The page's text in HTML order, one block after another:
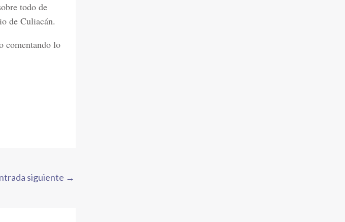
todo de
de Culiacán.
comentando lo
siguiente →